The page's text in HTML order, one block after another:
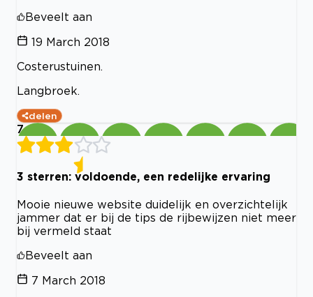
Beveelt aan
19 March 2018
Costerustuinen.
Langbroek.
delen
7
3 sterren: voldoende, een redelijke ervaring
Mooie nieuwe website duidelijk en overzichtelijk
jammer dat er bij de tips de rijbewijzen niet meer
bij vermeld staat
Beveelt aan
7 March 2018